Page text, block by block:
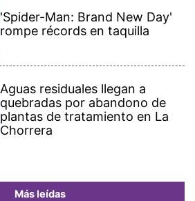
'Spider-Man: Brand New Day'
rompe récords en taquilla
Aguas residuales llegan a
quebradas por abandono de
plantas de tratamiento en La
Chorrera
Más leídas